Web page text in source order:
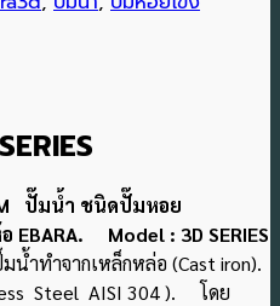
ปั๊มน้ำ ชนิดปั๊มหอย
Model : 3D SERIES
ำทำจากเหล็กหล่อ (Cast iron).
Steel AISI 304 ). โดย